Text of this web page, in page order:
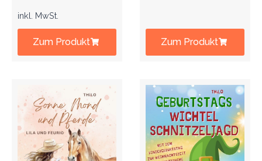
inkl. MwSt.
Zum Produkt Zum Produkt